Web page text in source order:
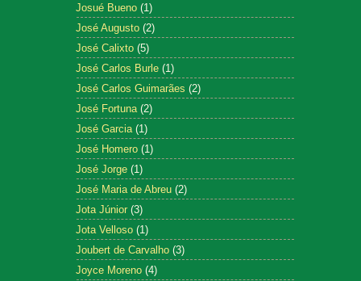
Josué Bueno (1)
José Augusto (2)
José Calixto (5)
José Carlos Burle (1)
José Carlos Guimarães (2)
José Fortuna (2)
José Garcia (1)
José Homero (1)
José Jorge (1)
José Maria de Abreu (2)
Jota Júnior (3)
Jota Velloso (1)
Joubert de Carvalho (3)
Joyce Moreno (4)